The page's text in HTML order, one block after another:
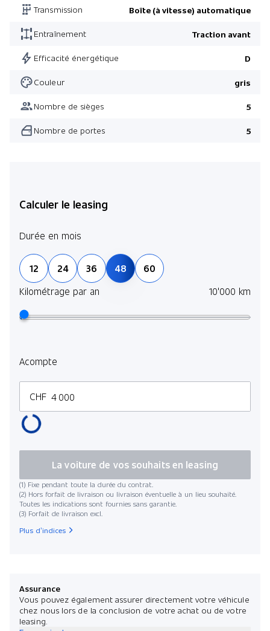
Transmission Boîte (à vitesse) automatique
Entraînement Traction avant
Efficacité énergétique D
Couleur gris
Nombre de sièges 5
Nombre de portes 5
Calculer le leasing
Durée en mois
12 24 36 48
60
Kilométrage par an
10'000 km
Acompte
CHF
(1) Fixe pendant toute la durée du contrat.
(2) Hors forfait de livraison ou livraison éventuelle à un lieu souhaité.
Toutes les indications sont fournies sans garantie.
(3) Forfait de livraison excl.
La voiture de vos souhaits en leasing
Plus d’indices
Assurance
Vous pouvez également assurer directement votre véhicule
chez nous lors de la conclusion de votre achat ou de votre
leasing.